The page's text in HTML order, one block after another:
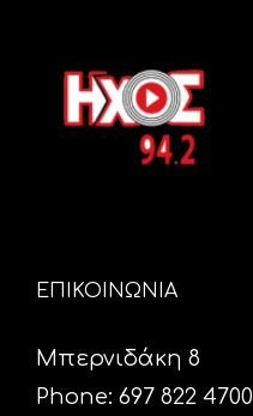
ΕΠΙΚΟΙΝΩΝΙΑ
Μπερνιδάκη 8
Phone: 697 822 4700